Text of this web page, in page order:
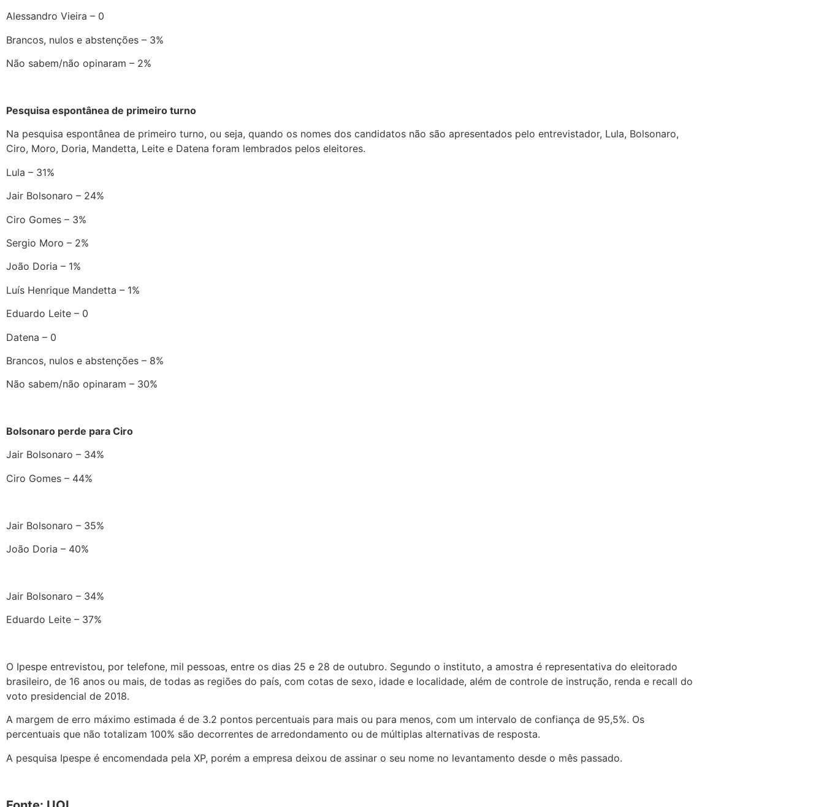
Alessandro Vieira – 0
Brancos, nulos e abstenções – 3%
Não sabem/não opinaram – 2%
Pesquisa espontânea de primeiro turno
Na pesquisa espontânea de primeiro turno, ou seja, quando os nomes dos candidatos não são apresentados pelo entrevistador, Lula, Bolsonaro,
Ciro, Moro, Doria, Mandetta, Leite e Datena foram lembrados pelos eleitores.
Lula – 31%
Jair Bolsonaro – 24%
Ciro Gomes – 3%
Sergio Moro – 2%
João Doria – 1%
Luís Henrique Mandetta – 1%
Eduardo Leite – 0
Datena – 0
Brancos, nulos e abstenções – 8%
Não sabem/não opinaram – 30%
Bolsonaro perde para Ciro
Jair Bolsonaro – 34%
Ciro Gomes – 44%
Jair Bolsonaro – 35%
João Doria – 40%
Jair Bolsonaro – 34%
Eduardo Leite – 37%
O Ipespe entrevistou, por telefone, mil pessoas, entre os dias 25 e 28 de outubro. Segundo o instituto, a amostra é representativa do eleitorado
brasileiro, de 16 anos ou mais, de todas as regiões do país, com cotas de sexo, idade e localidade, além de controle de instrução, renda e recall do
voto presidencial de 2018.
A margem de erro máximo estimada é de 3.2 pontos percentuais para mais ou para menos, com um intervalo de confiança de 95,5%. Os
percentuais que não totalizam 100% são decorrentes de arredondamento ou de múltiplas alternativas de resposta.
A pesquisa Ipespe é encomendada pela XP, porém a empresa deixou de assinar o seu nome no levantamento desde o mês passado.